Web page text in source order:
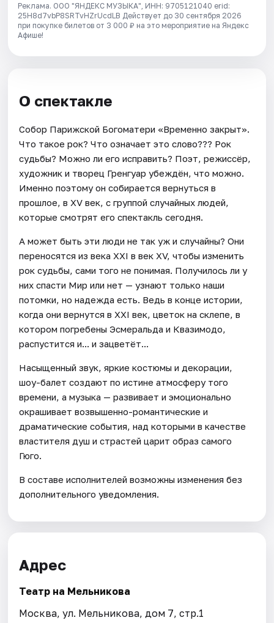
Реклама. ООО "ЯНДЕКС МУЗЫКА", ИНН: 9705121040 erid:
25H8d7vbP8SRTvHZrUcdLB Действует до 30 сентября 2026
при покупке билетов от 3 000 ₽ на это мероприятие на Яндекс
Афише!
О спектакле
Собор Парижской Богоматери «Временно закрыт».
Что такое рок? Что означает это слово??? Рок
судьбы? Можно ли его исправить? Поэт, режиссёр,
художник и творец Гренгуар убеждён, что можно.
Именно поэтому он собирается вернуться в
прошлое, в XV век, с группой случайных людей,
которые смотрят его спектакль сегодня.
А может быть эти люди не так уж и случайны? Они
переносятся из века XXI в век XV, чтобы изменить
рок судьбы, сами того не понимая. Получилось ли у
них спасти Мир или нет — узнают только наши
потомки, но надежда есть. Ведь в конце истории,
когда они вернутся в XXI век, цветок на склепе, в
котором погребены Эсмеральда и Квазимодо,
распустится и... и зацветёт...
Насыщенный звук, яркие костюмы и декорации,
шоу-балет создают по истине атмосферу того
времени, а музыка — развивает и эмоционально
окрашивает возвышенно-романтические и
драматические события, над которыми в качестве
властителя душ и страстей царит образ самого
Гюго.
В составе исполнителей возможны изменения без
дополнительного уведомления.
Адрес
Театр на Мельникова
Москва, ул. Мельникова, дом 7, стр.1